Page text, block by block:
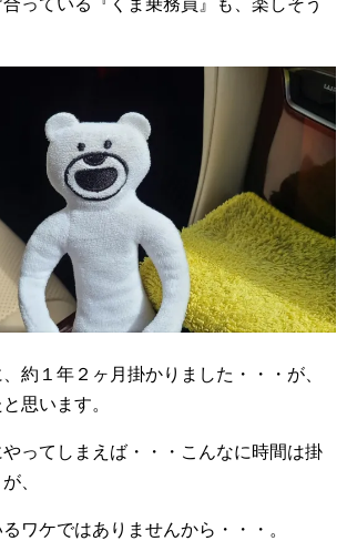
約１年２ヶ月掛かりました・・・が、
思います。
ってしまえば・・・こんなに時間は掛
、
ワケではありませんから・・・。